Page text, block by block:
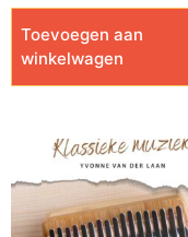
Toevoegen aan
winkelwagen